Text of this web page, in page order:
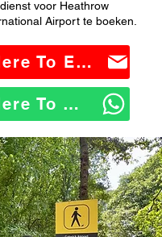
voor Heathrow
Airport te boeken.
Click Here To Email Us
Click Here To WhatsApp Us